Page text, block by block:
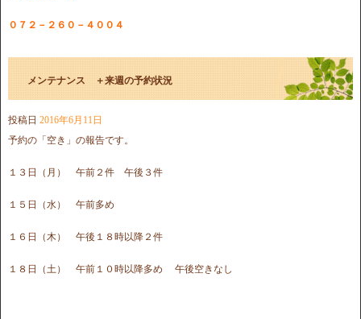
０７２－２６０－４００４
メンテナンス ＋来週の予約状況
投稿日 2016年6月11日
予約の「空き」の報告です。
１３日（月） 午前２件 午後３件
１５日（水） 午前多め
１６日（木） 午後１８時以降２件
１８日（土） 午前１０時以降多め 午後空きなし